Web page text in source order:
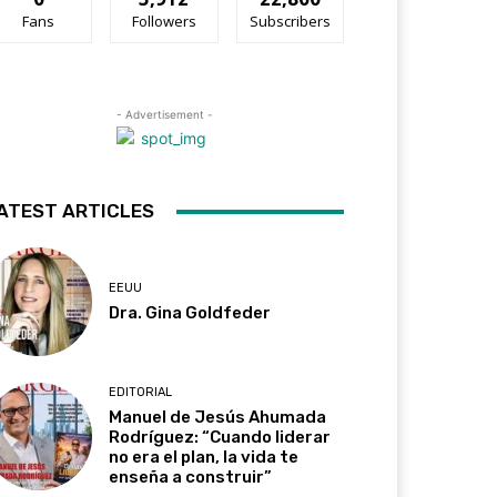
Fans Followers Subscribers
- Advertisement -
ARTICLES
EEUU
Dra. Gina Goldfeder
EDITORIAL
Manuel de Jesús Ahumada
Rodríguez: “Cuando liderar
no era el plan, la vida te
enseña a construir”